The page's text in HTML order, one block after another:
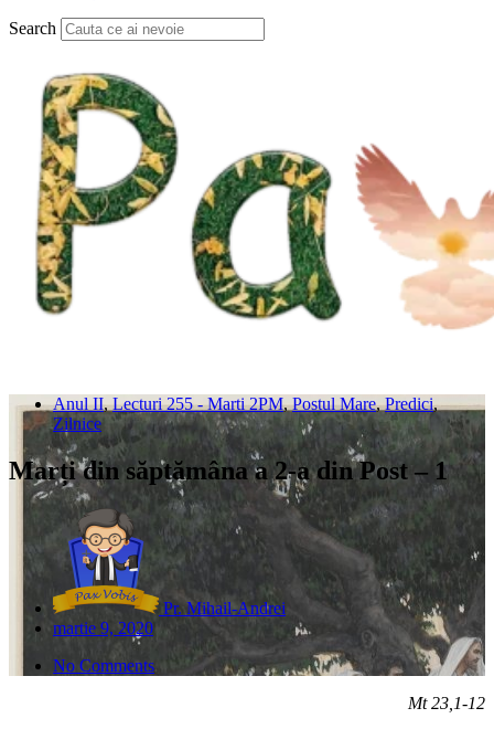
Search
Anul II,Lecturi 255 - Marti 2PM,Postul Mare,Predici,
Zilnice
Marți din săptămâna a 2-a din Post – 1
Pr. Mihail-Andrei
martie 9, 2020
No Comments
Mt 23,1-12